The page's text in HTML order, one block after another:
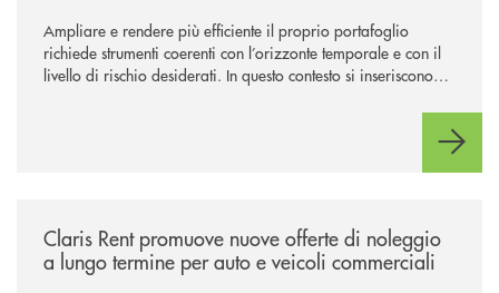
Ampliare e rendere più efficiente il proprio portafoglio
richiede strumenti coerenti con l’orizzonte temporale e con il
livello di rischio desiderati. In questo contesto si inseriscono
soluzioni tra loro complementari, pensate per accompagnare
Claris Rent promuove nuove offerte di noleggio
a lungo termine per auto e veicoli commerciali